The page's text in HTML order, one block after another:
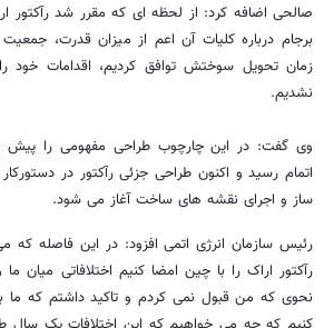
صالحی اضافه کرد: از لحظه ای که مقرر شد
برجام درباره کلیات آن اعم از میزان قدرت، جمعیت
زمان تحویل سوختش توافق کردیم، اقدامات خود
نشدیم.
وی گفت: در این چارچوب طراحی مفهومی را پیش
اتمام رسید و اکنون طراحی جزئی رآکتور در
ساز و اجرای نقشه های ساخت آغاز می شود.
رئیس سازمان انرژی اتمی افزود: در این فاصله که
رآکتور اراک را با چین امضا کنیم اختلافاتی
نحوی که من قبول نمی کردم و تاکید داشتم که ما به